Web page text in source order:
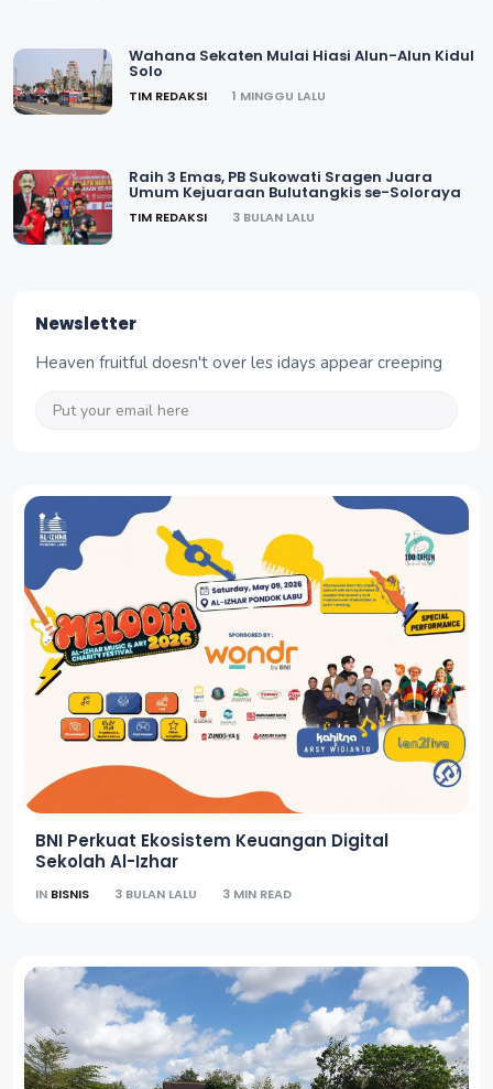
Wahana Sekaten Mulai Hiasi Alun-Alun Kidul
Solo
TIM REDAKSI 1 MINGGU LALU
Raih 3 Emas, PB Sukowati Sragen Juara
Umum Kejuaraan Bulutangkis se-Soloraya
TIM REDAKSI 3 BULAN LALU
Newsletter
Heaven fruitful doesn't over les idays appear creeping
BNI Perkuat Ekosistem Keuangan Digital
Sekolah Al-Izhar
IN BISNIS 3 BULAN LALU 3 MIN READ